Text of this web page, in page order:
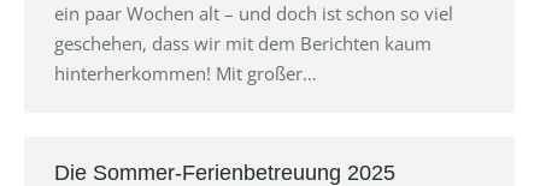
ein paar Wochen alt – und doch ist schon so viel
geschehen, dass wir mit dem Berichten kaum
hinterherkommen! Mit großer…
Die Sommer-Ferienbetreuung 2025